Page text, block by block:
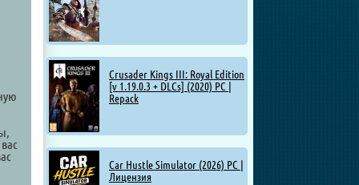
Crusader Kings III: Royal Edition
[v 1.19.0.3 + DLCs] (2020) PC |
Repack
Car Hustle Simulator (2026) PC |
Лицензия